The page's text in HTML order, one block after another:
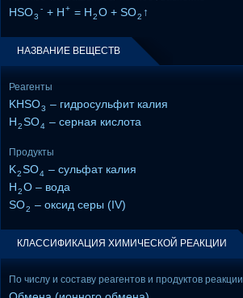
HSO3
- + H+ = H2O + SO2 ↑
НАЗВАНИЕ ВЕЩЕСТВ
Реагенты
KHSO3 – гидросульфит калия
H2SO4 – серная кислота
Продукты
K2SO4 – сульфат калия
H2O – вода
SO2 – оксид серы (IV)
КЛАССИФИКАЦИЯ ХИМИЧЕСКОЙ РЕАКЦИИ
По числу и составу реагентов и продуктов реакции